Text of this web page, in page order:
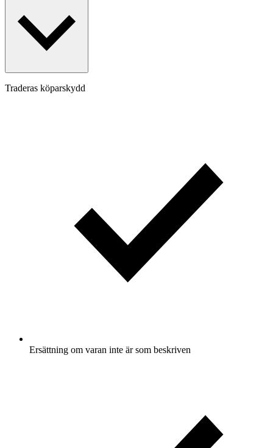
Traderas köparskydd
Ersättning om varan inte är som beskriven